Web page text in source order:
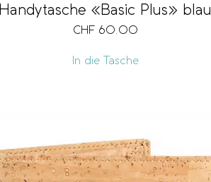
Handytasche «Basic Plus» blau
CHF 60.00
In die Tasche